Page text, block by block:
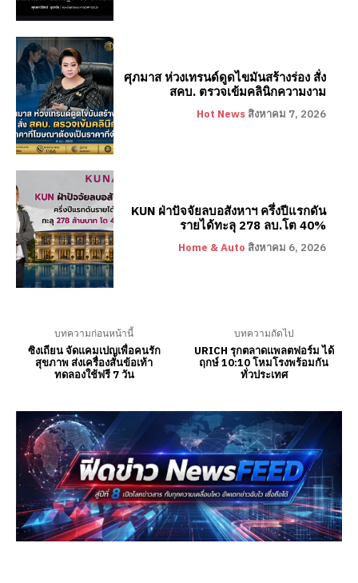
ศุภมาส ห่วงเทรนด์ดูดไขมันสร้างร่อง สั่ง
สคบ. ตรวจเข้มคลินิกความงาม
Hot News สิงหาคม 7, 2026
KUN ฝ่าปัจจัยลบอสังหาฯ ครึ่งปีแรกดัน
รายได้ทะลุ 278 ลบ.โต 40%
Home & Auto สิงหาคม 6, 2026
บทความก่อนหน้านี้
ซิงเถียน จัดแคมเปญเพื่อคนรัก
สุขภาพ ส่งเครื่องสั่นข้อเท้า
ทดลองใช้ฟรี 7 วัน
บทความถัดไป
URICH รุกตลาดแพลตฟอร์ม ได้
ฤกษ์ 10:10 โหมโรงพร้อมกัน
ทั่วประเทศ